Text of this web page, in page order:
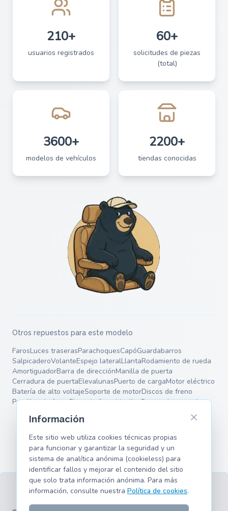
210+
usuarios registrados
60+
solicitudes de piezas
(total)
3600+
modelos de vehículos
2200+
tiendas conocidas
Otros repuestos para este modelo
FarosLuces traserasParachoquesCapóGuardabarros
SalpicaderoVolanteEspejo lateralLlantaRodamiento de rueda
AmortiguadorBarra de direcciónManilla de puerta
Cerradura de puertaElevalunasPuerto de cargaMotor eléctrico
Batería de alto voltajeSoporte de motorDiscos de freno
Pastillas de frenoPinza de frenoMuellesBrazos de control
TérminosPrivacidadAviso legalCookiesModelos compatibles
Información
Este sitio web utiliza cookies técnicas propias
para funcionar y garantizar la seguridad y un
sistema de analítica anónima (cookieless) para
identificar fallos y mejorar el contenido del sitio
que solo trata información anónima. Para más
información, consulte nuestra Política de cookies.